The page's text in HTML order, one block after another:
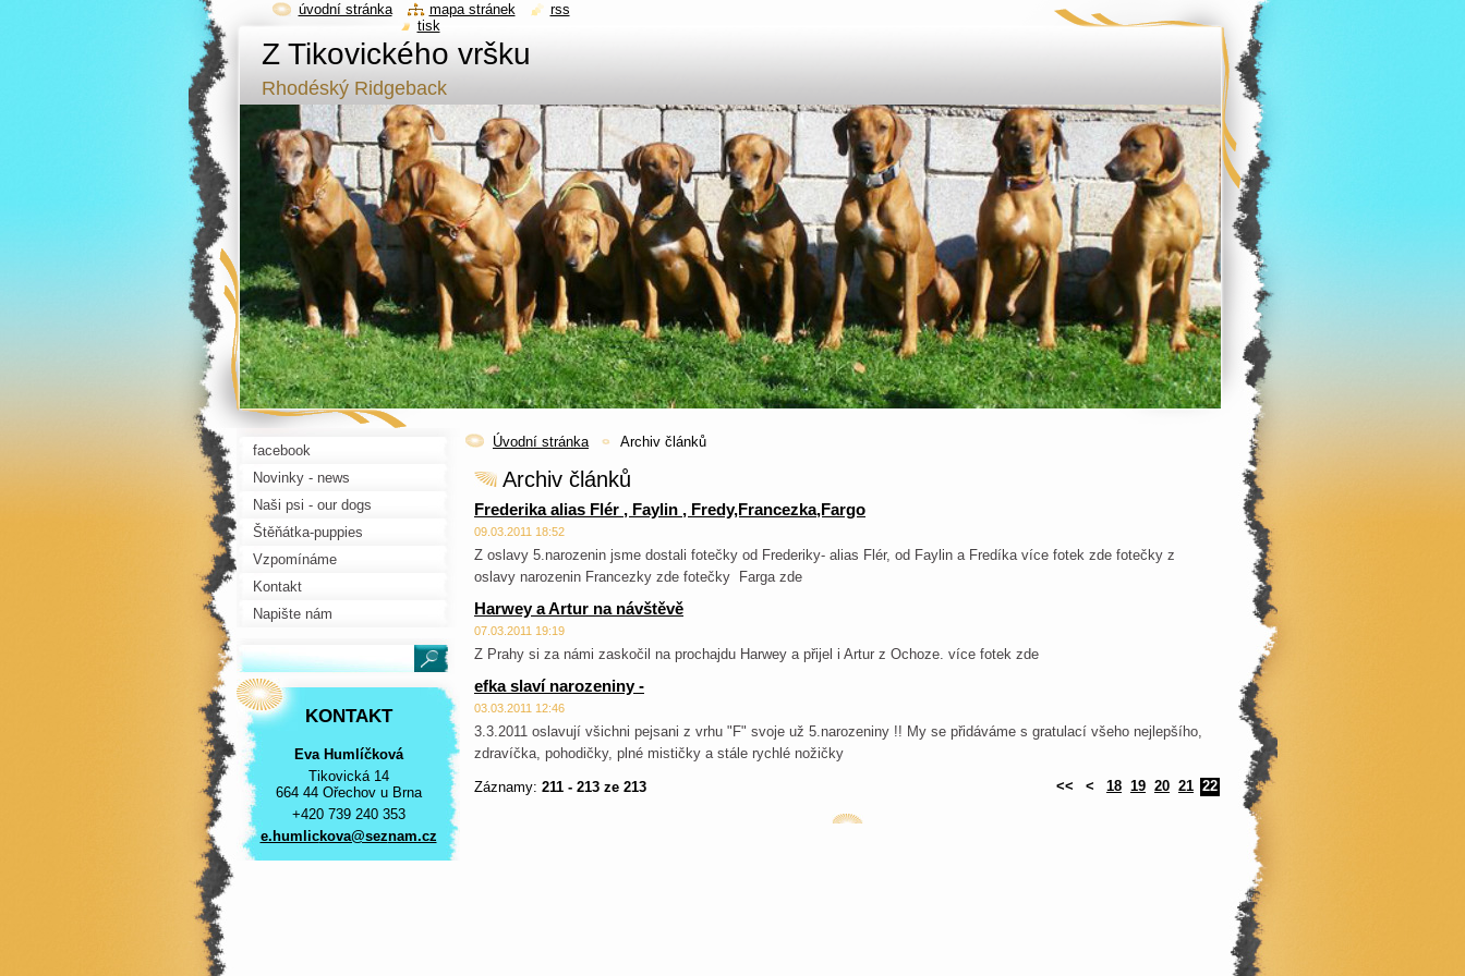
Z Tikovického vršku
Rhodéský Ridgeback
Úvodní stránka Archiv článků
Archiv článků
Frederika alias Flér , Faylin , Fredy,Francezka,Fargo
09.03.2011 18:52
Z oslavy 5.narozenin jsme dostali fotečky od Frederiky- alias Flér, od Faylin a Fredíka více fotek zde fotečky z
oslavy narozenin Francezky zde fotečky Farga zde
Harwey a Artur na návštěvě
07.03.2011 19:19
Z Prahy si za námi zaskočil na prochajdu Harwey a přijel i Artur z Ochoze. více fotek zde
efka slaví narozeniny -
03.03.2011 12:46
3.3.2011 oslavují všichni pejsani z vrhu "F" svoje už 5.narozeniny !! My se přidáváme s gratulací všeho nejlepšího,
zdravíčka, pohodičky, plné mističky a stále rychlé nožičky
Záznamy: 211 - 213 ze 213 << < 18 19 20 21 22
facebook
Novinky - news
Naši psi - our dogs
Štěňátka-puppies
Vzpomínáme
Kontakt
Napište nám
KONTAKT
Eva Humlíčková
Tikovická 14
664 44 Ořechov u Brna
+420 739 240 353
e.humlickova@seznam.cz
úvodní stránka mapa stránek
rss
tisk